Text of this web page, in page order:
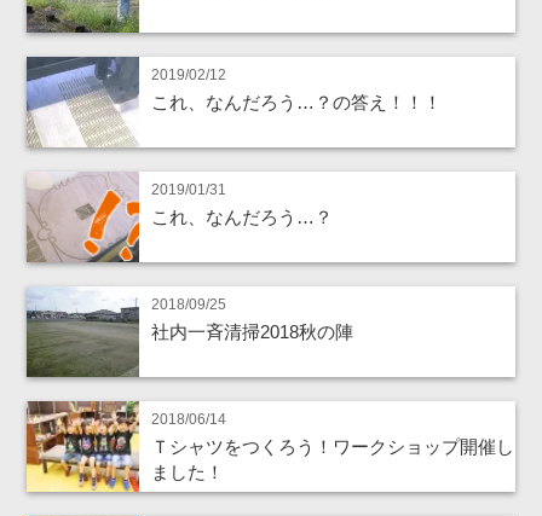
2019/02/12
これ、なんだろう…？の答え！！！
2019/01/31
これ、なんだろう…？
2018/09/25
社内一斉清掃2018秋の陣
2018/06/14
Ｔシャツをつくろう！ワークショップ開催し
ました！